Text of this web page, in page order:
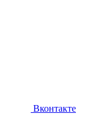
Вконтакте